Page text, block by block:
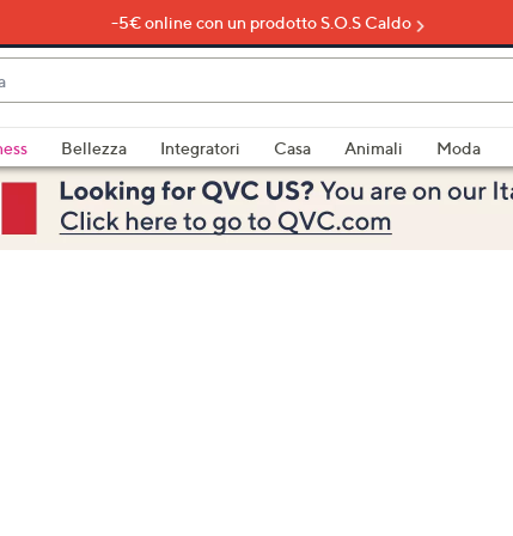
-5€ online con un prodotto S.O.S Caldo
Bellezza Integratori Casa Animali Moda